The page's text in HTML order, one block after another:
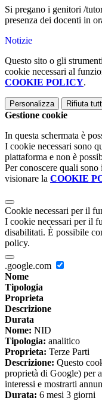
Si pregano i genitori /
presenza dei docenti in
Notizie
Questo sito o gli
cookie necessari al
COOKIE POLICY.
Personalizza Rifiuta
Gestione cookie
In questa schermata è
I cookie necessari sono
piattaforma e non è
Per conoscere quali
visionare la COOKIE
Cookie necessari per il
I cookie necessari per il
disabilitati. È possibile
policy.
.google.com
Nome
Tipologia
Proprieta
Descrizione
Durata
Nome: NID
Tipologia: analitico
Proprieta: Terze Parti
Descrizione: Questo
proprietà di Google) per
interessi e mostrarti
Durata: 6 mesi 3 giorni